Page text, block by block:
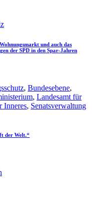
und auch das
der SPD in den Spar-Jahren
, Bundesebene,
, Landesamt für
Inneres, Senatsverwaltung
der Welt.“